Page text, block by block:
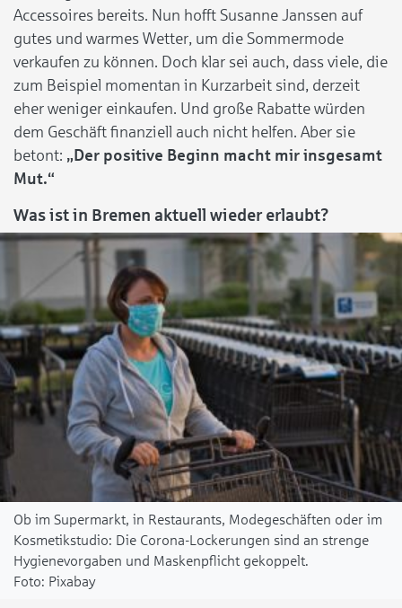
Accessoires bereits. Nun hofft Susanne Janssen auf
gutes und warmes Wetter, um die Sommermode
verkaufen zu können. Doch klar sei auch, dass viele, die
zum Beispiel momentan in Kurzarbeit sind, derzeit
eher weniger einkaufen. Und große Rabatte würden
dem Geschäft finanziell auch nicht helfen. Aber sie
betont: „Der positive Beginn macht mir insgesamt
Mut.“
Was ist in Bremen aktuell wieder erlaubt?
Ob im Supermarkt, in Restaurants, Modegeschäften oder im
Kosmetikstudio: Die Corona-Lockerungen sind an strenge
Hygienevorgaben und Maskenpflicht gekoppelt.
Pixabay